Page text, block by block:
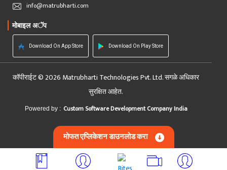
info@matrubharti.com
मोबाइल अॅप
Download On App Store Download On Play Store
कॉपीराईट © 2026 Matrubharti Technologies Pvt. Ltd. सगळे अधिकार
सुरक्षित आहेत.
Powered by : Custom Software Development Company India
मोफत एप्लिकेशन डाउनलोड करा